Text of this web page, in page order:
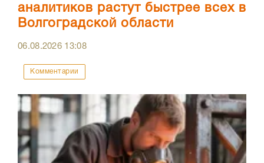
аналитиков растут быстрее всех в
Волгоградской области
06.08.2026 13:08
Комментарии